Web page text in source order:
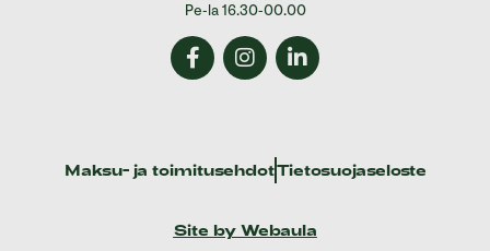
Pe-la 16.30-00.00
Maksu- ja toimitusehdotTietosuojaseloste
Site by Webaula